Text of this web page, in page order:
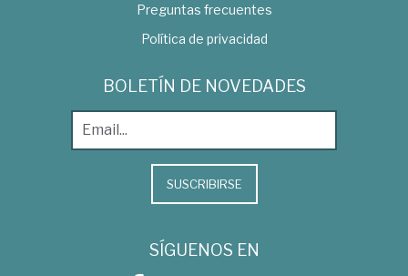
Preguntas frecuentes
Política de privacidad
BOLETÍN DE NOVEDADES
SUSCRIBIRSE
SÍGUENOS EN